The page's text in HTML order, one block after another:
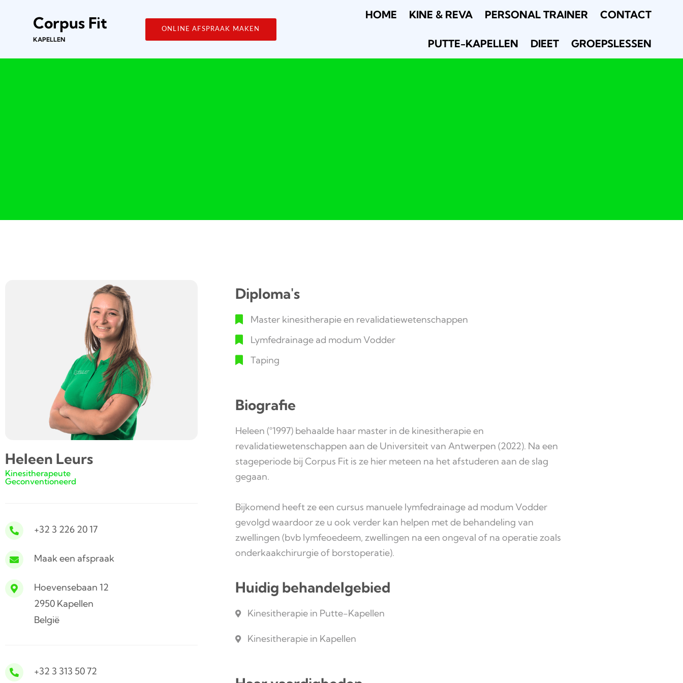
Corpus Fit
KAPELLEN
ONLINE AFSPRAAK MAKEN
HOME KINE & REVA PERSONAL TRAINER CONTACT
PUTTE-KAPELLEN DIEET GROEPSLESSEN
Heleen Leurs
Kinesitherapeute
Geconventioneerd
+32 3 226 20 17
Maak een afspraak
Hoevensebaan 12
2950 Kapellen
België
+32 3 313 50 72
Diploma's
Master kinesitherapie en revalidatiewetenschappen
Lymfedrainage ad modum Vodder
Taping
Biografie
Heleen (°1997) behaalde haar master in de kinesitherapie en
revalidatiewetenschappen aan de Universiteit van Antwerpen (2022). Na een
stageperiode bij Corpus Fit is ze hier meteen na het afstuderen aan de slag
gegaan.
Bijkomend heeft ze een cursus manuele lymfedrainage ad modum Vodder
gevolgd waardoor ze u ook verder kan helpen met de behandeling van
zwellingen (bvb lymfeoedeem, zwellingen na een ongeval of na operatie zoals
onderkaakchirurgie of borstoperatie).
Huidig behandelgebied
Kinesitherapie in Putte-Kapellen
Kinesitherapie in Kapellen